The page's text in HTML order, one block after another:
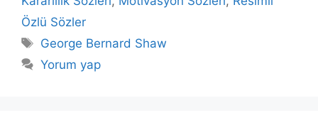
Özlü Sözler
Etiketler
George Bernard Shaw
Yorum yap